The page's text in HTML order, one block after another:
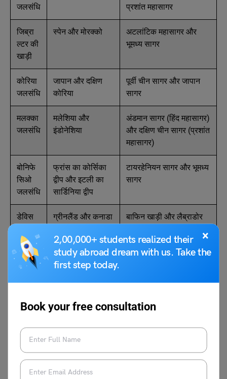
×
2,00,000+ students realized their
study abroad dream with us. Take the
first step today.
Book your free consultation
जलसंधि
प्रशांत महासागर
जिब्रा
ल्टर की
खाड़ी
स्पेन और मोरक्को
अटलांटिक महासागर और
भूमध्य सागर
कोरिया
जलसंधि
जापान और दक्षिण
कोरिया
पूर्वी चीन सागर और जापान
सागर
मलक्का
जलसंधि
मलेशिया और
इंडोनेशिया
अंडमान सागर (हिंद महासागर)
और दक्षिण चीन सागर (प्रशांत
महासागर)
बोनिफे
सिओ
जलसंधि
फ्रांस का कोर्सिका
द्वीप और इटली का
सार्डिनिया द्वीप
टायरहेनियन सागर और भूमध्य
सागर
डेविस
ग्रीनलैंड और कनाडा
बाफिन खाड़ी और लैब्राडोर
भारत और श्रीलंका के बीच कौन सी जलसंधि है?
खाड़ी को दक्षिण-पश्चिम में पाक खाड़ी से जोड़ती है और भारत के तमिलनाडु
राज्य को श्रीलंका के उत्तरी प्रांत से अलग करती है।
जलसंधि से आप क्या समझते हैं?